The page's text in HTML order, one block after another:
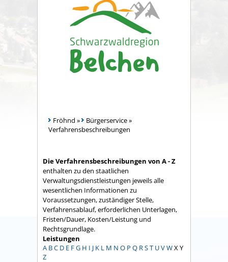
Fröhnd » Bürgerservice»
Verfahrensbeschreibungen
Die Verfahrensbeschreibungen von A - Z
enthalten zu den staatlichen
Verwaltungsdienstleistungen jeweils alle
wesentlichen Informationen zu
Voraussetzungen, zuständiger Stelle,
Verfahrensablauf, erforderlichen Unterlagen,
Fristen/Dauer, Kosten/Leistung und
Rechtsgrundlage.
Leistungen
A BC D E FG H I J K L M N O P Q RST UVWX Y
Z